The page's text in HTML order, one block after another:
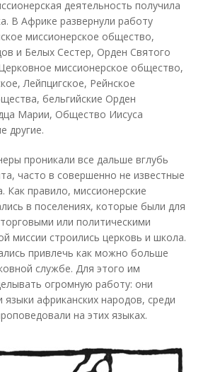
деятельность получила
В Африке развернули работу
миссионерское общество,
и Белых Сестер, Орден Святого
миссионерское общество,
Лейпцигское, Рейнское
бельгийские Орден
Марии, Общество Иисуса
другие.
проникали все дальше вглубь
часто в совершенно не известные
Как правило, миссионерские
в поселениях, которые были для
или политическими
миссии строились церковь и школа.
привлечь как можно больше
службе. Для этого им
огромную работу: они
африканских народов, среди
на этих языках.